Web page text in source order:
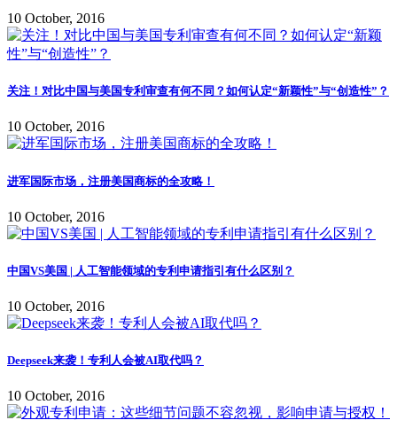
10 October, 2016
关注！对比中国与美国专利审查有何不同？如何认定“新颖性”与“创造性”？
10 October, 2016
进军国际市场，注册美国商标的全攻略！
10 October, 2016
中国VS美国 | 人工智能领域的专利申请指引有什么区别？
10 October, 2016
Deepseek来袭！专利人会被AI取代吗？
10 October, 2016